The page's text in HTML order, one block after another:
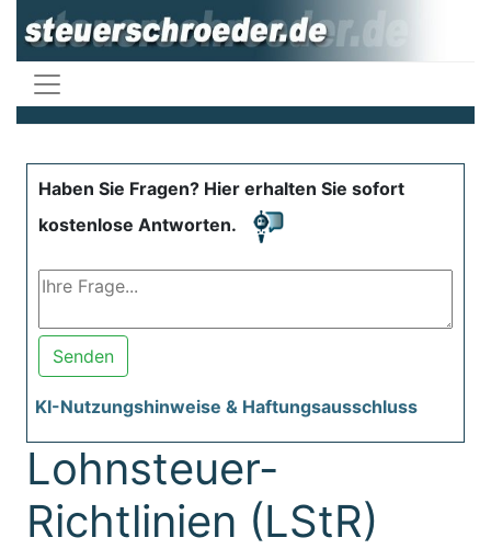
Haben Sie Fragen? Hier erhalten Sie sofort
kostenlose Antworten.
Senden
KI-Nutzungshinweise & Haftungsausschluss
Lohnsteuer-
Richtlinien (LStR)